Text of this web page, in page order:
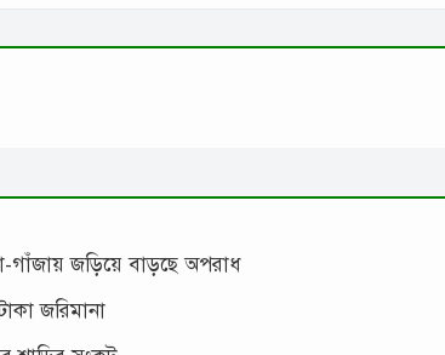
গাঁজায় জড়িয়ে বাড়ছে অপরাধ
জরিমানা